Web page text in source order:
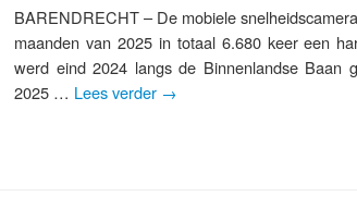
BARENDRECHT – De mobiele
maanden van 2025 in totaal 6.680 keer een
werd eind 2024 langs de Binnenlandse Baan
2025 … Lees verder →